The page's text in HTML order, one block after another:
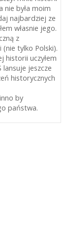
nie była moim
najbardziej ze
własnie jego.
z
tylko Polski).
historii uczyłem
jeszcze
historycznych
by
państwa.